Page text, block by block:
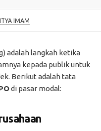
IMAM
adalah langkah ketika
kepada publik untuk
Berikut adalah tata
di pasar modal: